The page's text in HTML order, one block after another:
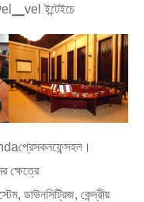
vel▁vel ইন্টেইচে
ক্ষেত্রে
ডাউনসিট্রিজ, কেন্দ্রীয়